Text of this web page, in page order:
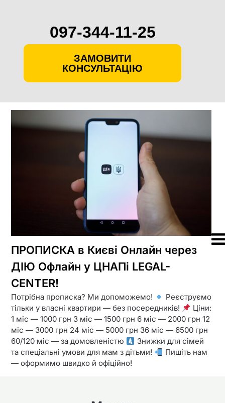
Skip
ПРОПИСКА в Києві Онлайн через
ДІЮ Офлайн у ЦНАПі LEGAL-
CENTER!
Потрібна прописка? Ми допоможемо!
Реєструємо
тільки у власні квартири — без посередників!
Ціни:
1 міс — 1000 грн 3 міс — 1500 грн 6 міс — 2000 грн 12
міс — 3000 грн 24 міс — 5000 грн 36 міс — 6500 грн
60/120 міс — за домовленістю
Знижки для сімей
та спеціальні умови для мам з дітьми!
Пишіть нам
— оформимо швидко й офіційно!
097-344-11-25
ЗАМОВИТИ
КОНСУЛЬТАЦІЮ